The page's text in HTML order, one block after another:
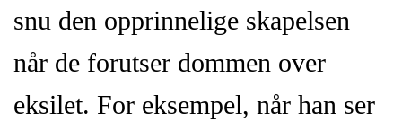
snu den opprinnelige skapelsen
når de forutser dommen over
eksilet. For eksempel, når han ser